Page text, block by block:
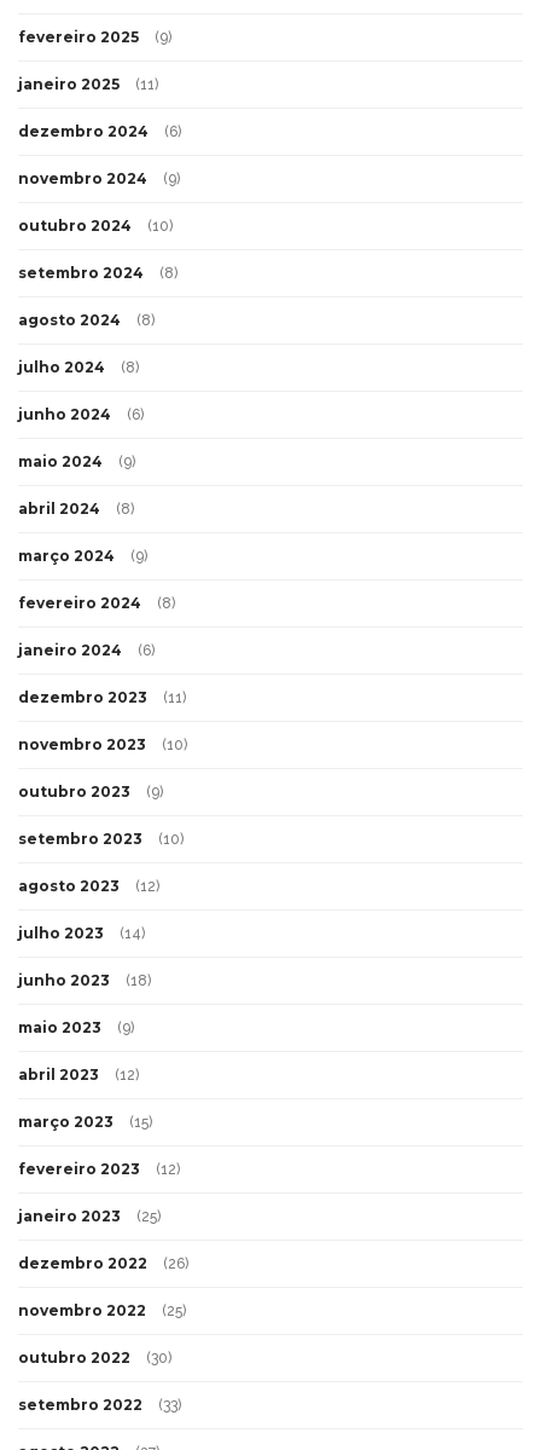
fevereiro 2025 (9)
janeiro 2025 (11)
dezembro 2024 (6)
novembro 2024 (9)
outubro 2024 (10)
setembro 2024 (8)
agosto 2024 (8)
julho 2024 (8)
junho 2024 (6)
maio 2024 (9)
abril 2024 (8)
março 2024 (9)
fevereiro 2024 (8)
janeiro 2024 (6)
dezembro 2023 (11)
novembro 2023 (10)
outubro 2023 (9)
setembro 2023 (10)
agosto 2023 (12)
julho 2023 (14)
junho 2023 (18)
maio 2023 (9)
abril 2023 (12)
março 2023 (15)
fevereiro 2023 (12)
janeiro 2023 (25)
dezembro 2022 (26)
novembro 2022 (25)
outubro 2022 (30)
setembro 2022 (33)